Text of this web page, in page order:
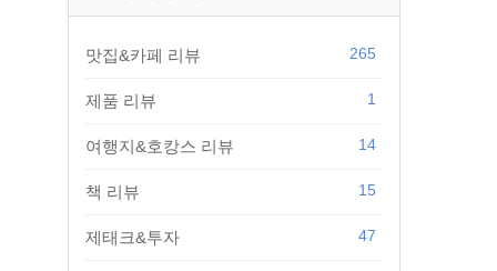
맛집&카페 리뷰 265
제품 리뷰 1
여행지&호캉스 리뷰 14
책 리뷰 15
제태크&투자 47